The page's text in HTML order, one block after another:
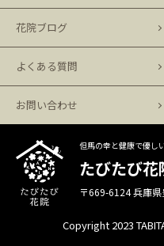
花院ブログ
よくある質問
お問い合わせ
但馬の幸と健康で優し
たびたび花
〒669-6124 兵庫
Copyright 2023